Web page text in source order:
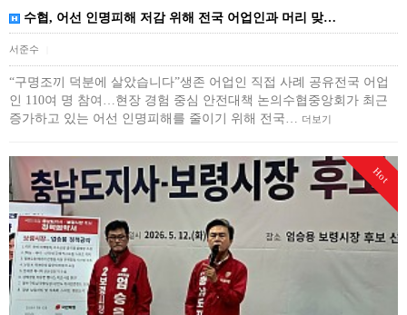
수협, 어선 인명피해 저감 위해 전국 어업인과 머리 맞…
서준수
“구명조끼 덕분에 살았습니다”생존 어업인 직접 사례 공유전국 어업
인 110여 명 참여…현장 경험 중심 안전대책 논의수협중앙회가 최근
증가하고 있는 어선 인명피해를 줄이기 위해 전국…
더보기
Hot